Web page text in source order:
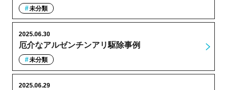
未分類
厄介なアルゼンチンアリ駆除事例
2025.06.30
未分類
2025.06.29